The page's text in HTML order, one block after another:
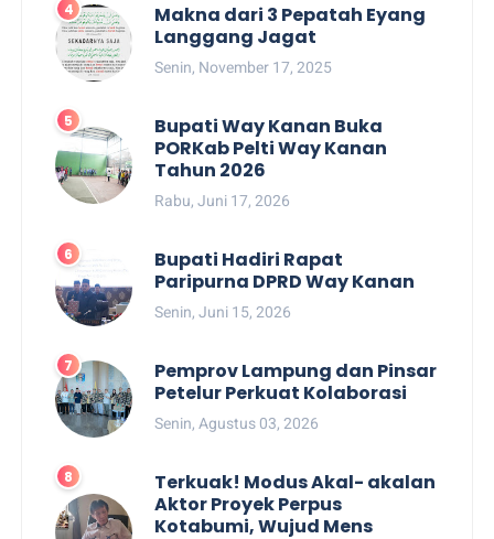
Makna dari 3 Pepatah Eyang
Langgang Jagat
Senin, November 17, 2025
Bupati Way Kanan Buka
PORKab Pelti Way Kanan
Tahun 2026
Rabu, Juni 17, 2026
Bupati Hadiri Rapat
Paripurna DPRD Way Kanan
Senin, Juni 15, 2026
Pemprov Lampung dan Pinsar
Petelur Perkuat Kolaborasi
Senin, Agustus 03, 2026
Terkuak! Modus Akal- akalan
Aktor Proyek Perpus
Kotabumi, Wujud Mens